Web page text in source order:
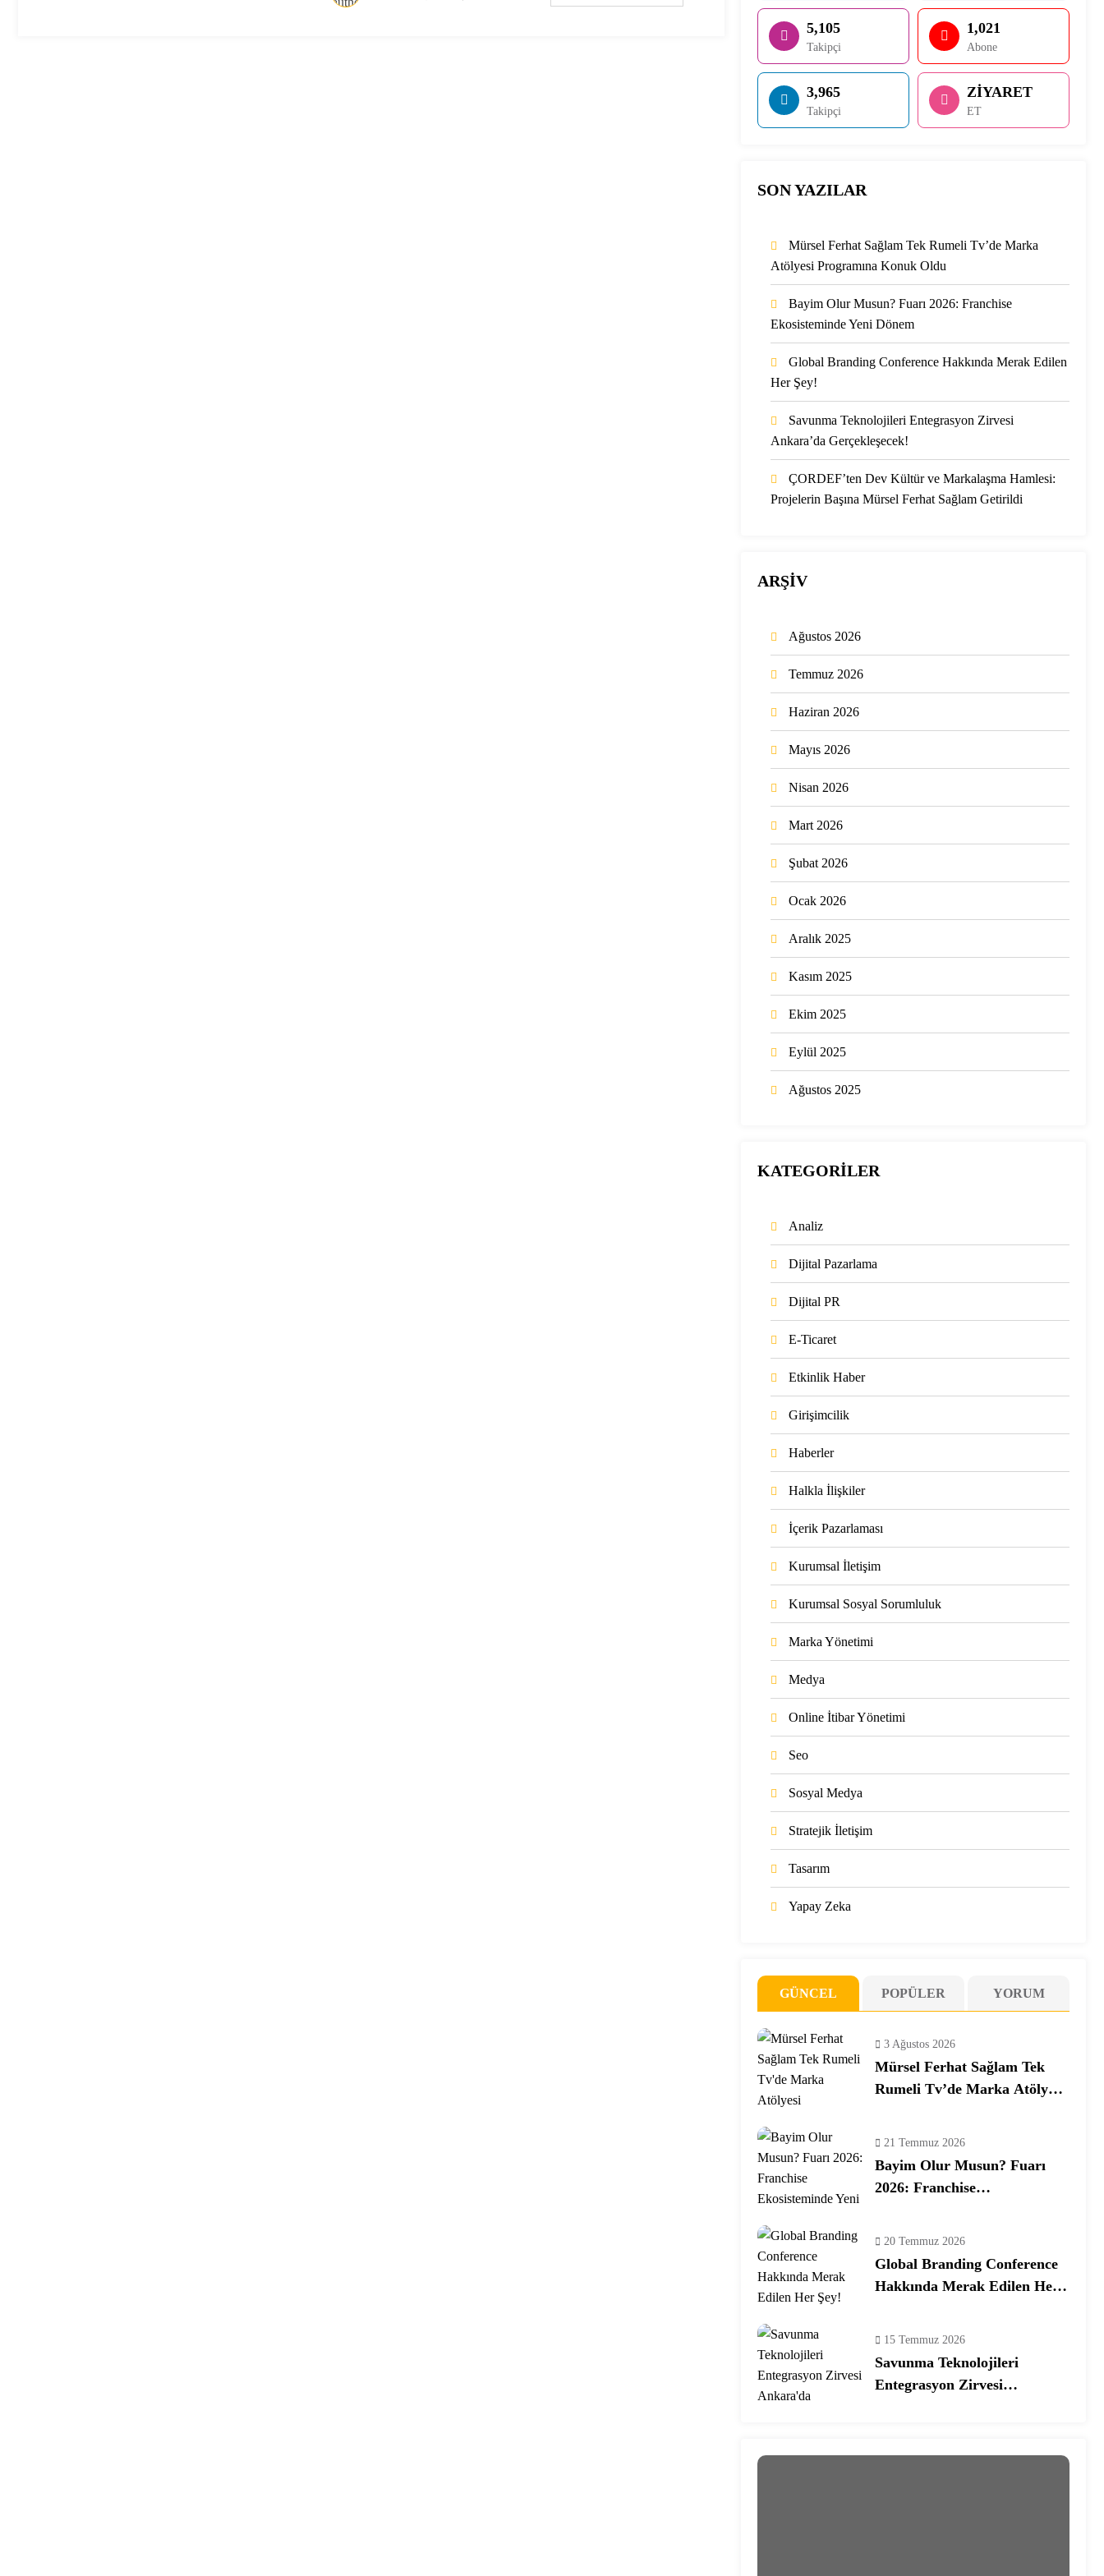
5,105
Takipçi
1,021
Abone
3,965
Takipçi
ZİYARET
ET
SON YAZILAR
Mürsel Ferhat Sağlam Tek Rumeli Tv’de Marka
Atölyesi Programına Konuk Oldu
Bayim Olur Musun? Fuarı 2026: Franchise
Ekosisteminde Yeni Dönem
Global Branding Conference Hakkında Merak Edilen
Her Şey!
Savunma Teknolojileri Entegrasyon Zirvesi
Ankara’da Gerçekleşecek!
ÇORDEF’ten Dev Kültür ve Markalaşma Hamlesi:
Projelerin Başına Mürsel Ferhat Sağlam Getirildi
ARŞİV
Ağustos 2026
Temmuz 2026
Haziran 2026
Mayıs 2026
Nisan 2026
Mart 2026
Şubat 2026
Ocak 2026
Aralık 2025
Kasım 2025
Ekim 2025
Eylül 2025
Ağustos 2025
KATEGORİLER
Analiz
Dijital Pazarlama
Dijital PR
E-Ticaret
Etkinlik Haber
Girişimcilik
Haberler
Halkla İlişkiler
İçerik Pazarlaması
Kurumsal İletişim
Kurumsal Sosyal Sorumluluk
Marka Yönetimi
Medya
Online İtibar Yönetimi
Seo
Sosyal Medya
Stratejik İletişim
Tasarım
Yapay Zeka
GÜNCEL POPÜLER YORUM
3 Ağustos 2026
Mürsel Ferhat Sağlam Tek
Rumeli Tv’de Marka Atölyesi
21 Temmuz 2026
Bayim Olur Musun? Fuarı
2026: Franchise
20 Temmuz 2026
Global Branding Conference
Hakkında Merak Edilen Her
15 Temmuz 2026
Savunma Teknolojileri
Entegrasyon Zirvesi